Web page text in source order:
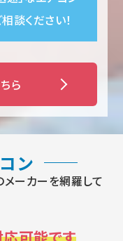
談ください！
ら
ン
ーカーを網羅して
可能です